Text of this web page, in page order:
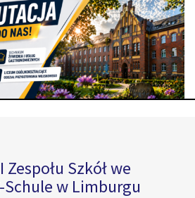
Szkół we
Schule w Limburgu